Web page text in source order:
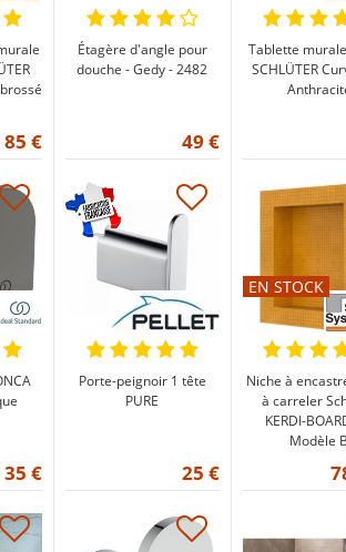
85 €
Étagère d'angle pour
douche - Gedy - 2482
49 €
Tablette
SCHLÜTER
35 €
Porte-peignoir 1 tête
PURE
25 €
EN STOCK
Niche à
à carreler
KERDI-
Modèle B